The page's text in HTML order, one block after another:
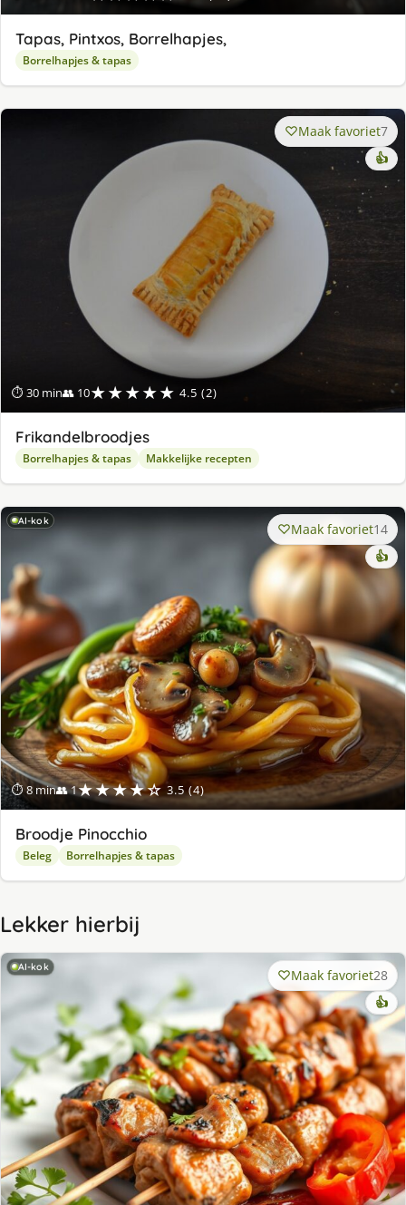
Tapas, Pintxos, Borrelhapjes,
Borrelhapjes & tapas
⏱ 30 min👥 10★★★★★ 4.5 (2)
Maak favoriet7
👍
Frikandelbroodjes
Borrelhapjes & tapas Makkelijke recepten
AI-kok
⏱ 8 min👥 1★★★★☆ 3.5 (4)
Maak favoriet14
👍
Broodje Pinocchio
Beleg Borrelhapjes & tapas
Lekker hierbij
AI-kok Maak favoriet28
👍